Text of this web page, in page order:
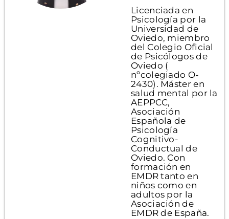
Licenciada en
Psicología por la
Universidad de
Oviedo, miembro
del Colegio Oficial
de Psicólogos de
Oviedo (
nºcolegiado O-
2430). Máster en
salud mental por la
AEPPCC,
Asociación
Española de
Psicología
Cognitivo-
Conductual de
Oviedo. Con
formación en
EMDR tanto en
niños como en
adultos por la
Asociación de
EMDR de España.